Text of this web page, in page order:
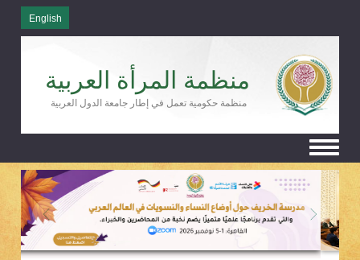
English
منظمة المرأة العربية
منظمة حكومية تعمل في إطار جامعة الدول العربية
Toggle
navigation